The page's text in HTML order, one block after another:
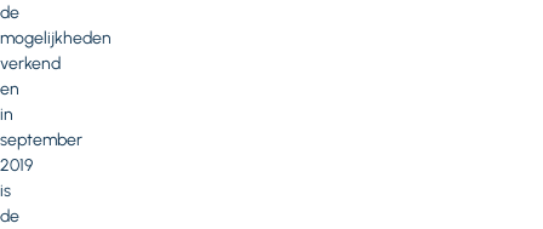
de
mogelijkheden
verkend
en
in
september
2019
is
de